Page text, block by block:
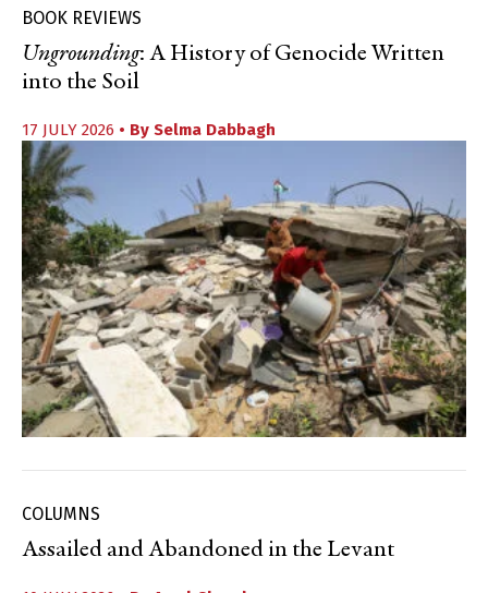
BOOK REVIEWS
Ungrounding: A History of Genocide Written
into the Soil
17 JULY 2026 • By Selma Dabbagh
COLUMNS
Assailed and Abandoned in the Levant